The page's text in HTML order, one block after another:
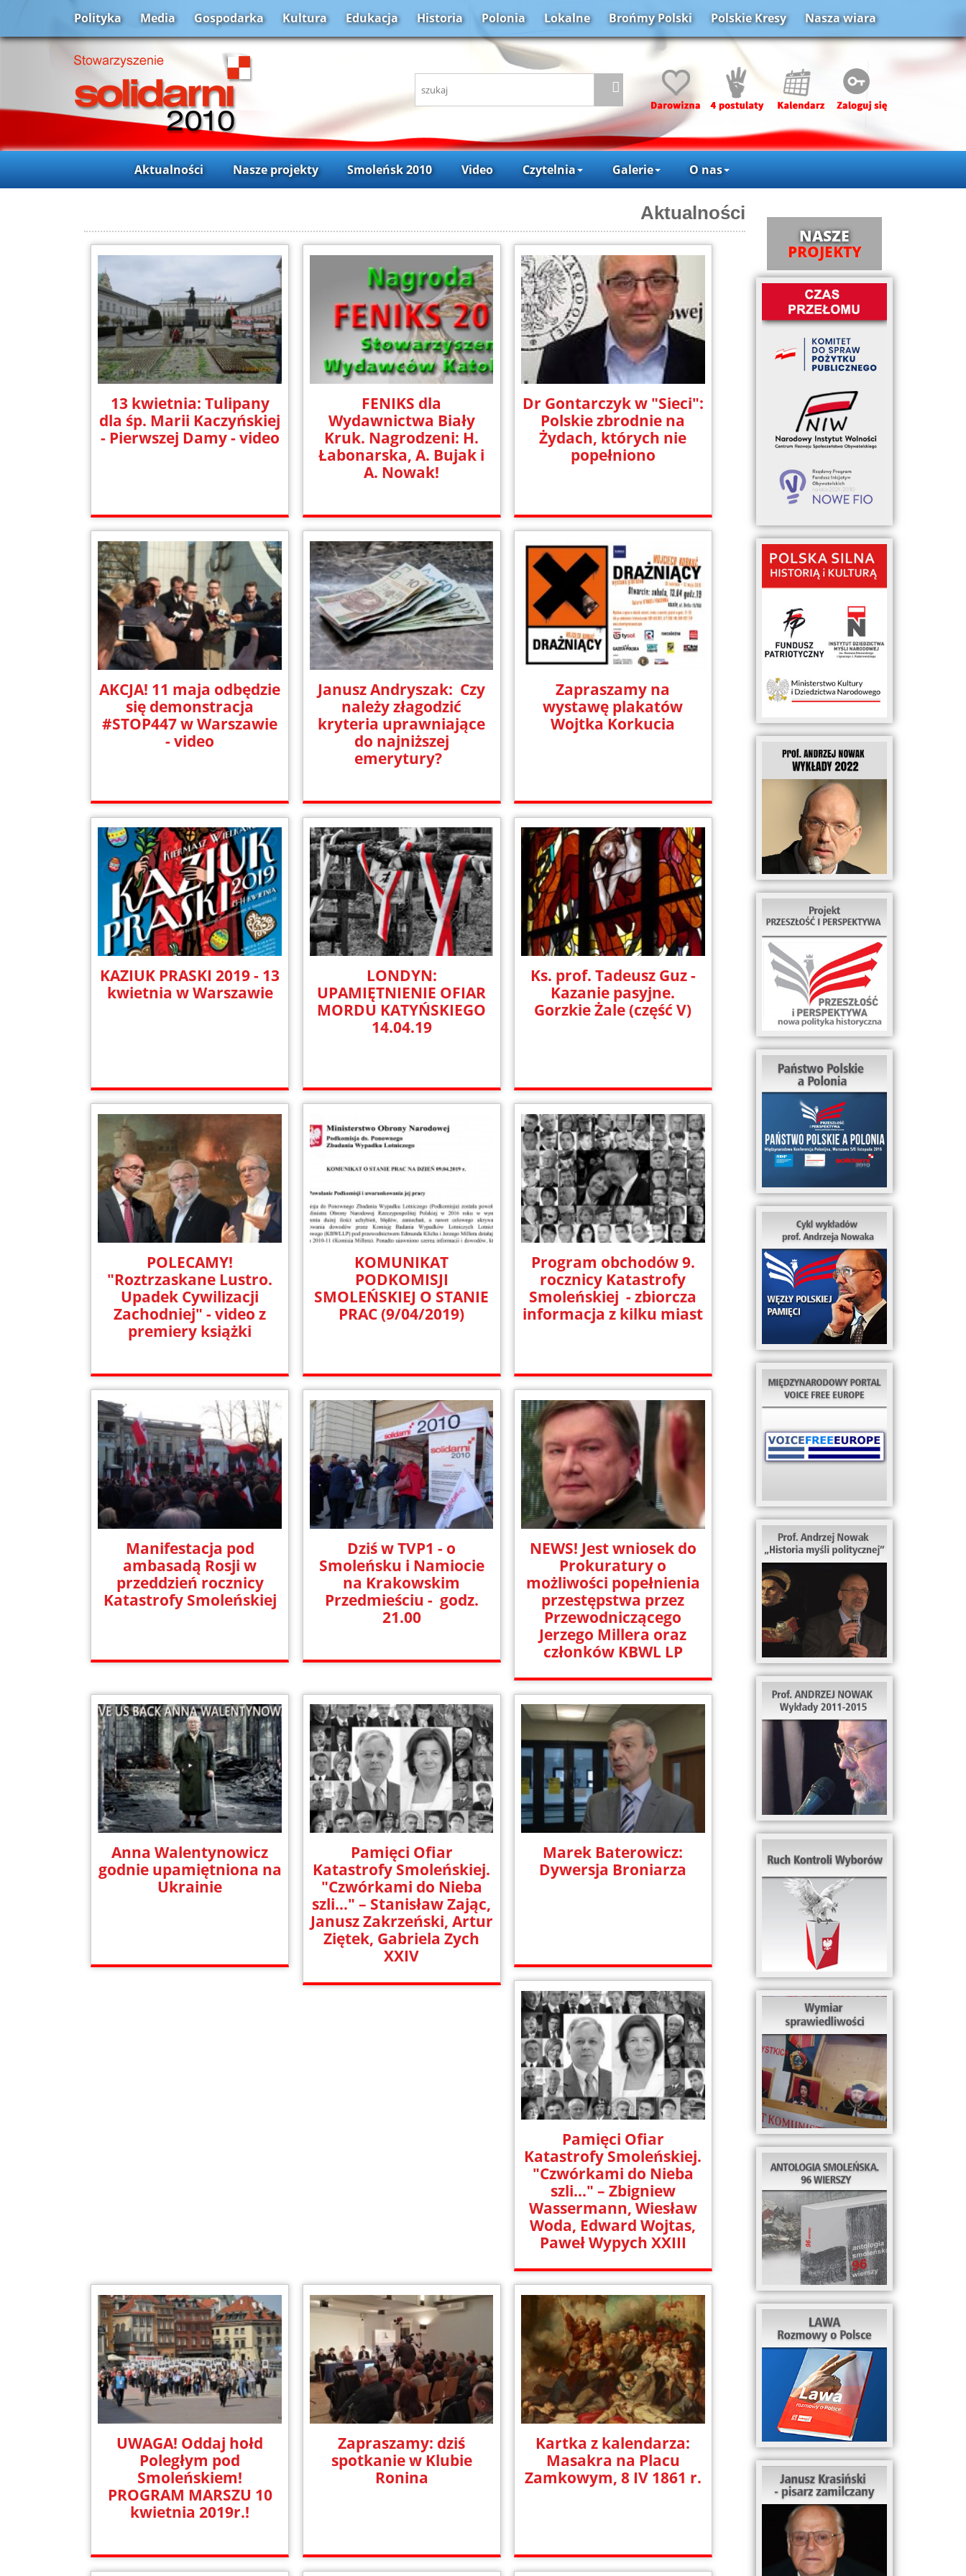
Polityka Media Gospodarka Kultura Edukacja Historia Polonia Lokalne Brońmy Polski Polskie Kresy Nasza wiara
Aktualności Nasze projekty Smoleńsk 2010 Video Czytelnia Galerie O nas
Aktualności
13 kwietnia: Tulipany
dla śp. Marii Kaczyńskiej
- Pierwszej Damy - video
FENIKS dla
Wydawnictwa Biały
Kruk. Nagrodzeni: H.
Łabonarska, A. Bujak i
A. Nowak!
Dr Gontarczyk w "Sieci":
Polskie zbrodnie na
Żydach, których nie
popełniono
AKCJA! 11 maja odbędzie
się demonstracja
#STOP447 w Warszawie
- video
Janusz Andryszak: Czy
należy złagodzić
kryteria uprawniające
do najniższej
emerytury?
Zapraszamy na
wystawę plakatów
Wojtka Korkucia
KAZIUK PRASKI 2019 - 13
kwietnia w Warszawie
LONDYN:
UPAMIĘTNIENIE OFIAR
MORDU KATYŃSKIEGO
14.04.19
Ks. prof. Tadeusz Guz -
Kazanie pasyjne.
Gorzkie Żale (część V)
POLECAMY!
"Roztrzaskane Lustro.
Upadek Cywilizacji
Zachodniej" - video z
premiery książki
KOMUNIKAT
PODKOMISJI
SMOLEŃSKIEJ O STANIE
PRAC (9/04/2019)
Program obchodów 9.
rocznicy Katastrofy
Smoleńskiej - zbiorcza
informacja z kilku miast
Manifestacja pod
ambasadą Rosji w
przeddzień rocznicy
Katastrofy Smoleńskiej
Dziś w TVP1 - o
Smoleńsku i Namiocie
na Krakowskim
Przedmieściu - godz.
21.00
NEWS! Jest wniosek do
Prokuratury o
możliwości popełnienia
przestępstwa przez
Przewodniczącego
Jerzego Millera oraz
członków KBWL LP
Anna Walentynowicz
godnie upamiętniona na
Ukrainie
Pamięci Ofiar
Katastrofy Smoleńskiej.
"Czwórkami do Nieba
szli..." – Stanisław Zając,
Janusz Zakrzeński, Artur
Ziętek, Gabriela Zych
XXIV
Marek Baterowicz:
Dywersja Broniarza
Pamięci Ofiar
Katastrofy Smoleńskiej.
"Czwórkami do Nieba
szli..." – Zbigniew
Wassermann, Wiesław
Woda, Edward Wojtas,
Paweł Wypych XXIII
UWAGA! Oddaj hołd
Poległym pod
Smoleńskiem!
PROGRAM MARSZU 10
kwietnia 2019r.!
Zapraszamy: dziś
spotkanie w Klubie
Ronina
Kartka z kalendarza:
Masakra na Placu
Zamkowym, 8 IV 1861 r.
NASZE
PROJEKTY